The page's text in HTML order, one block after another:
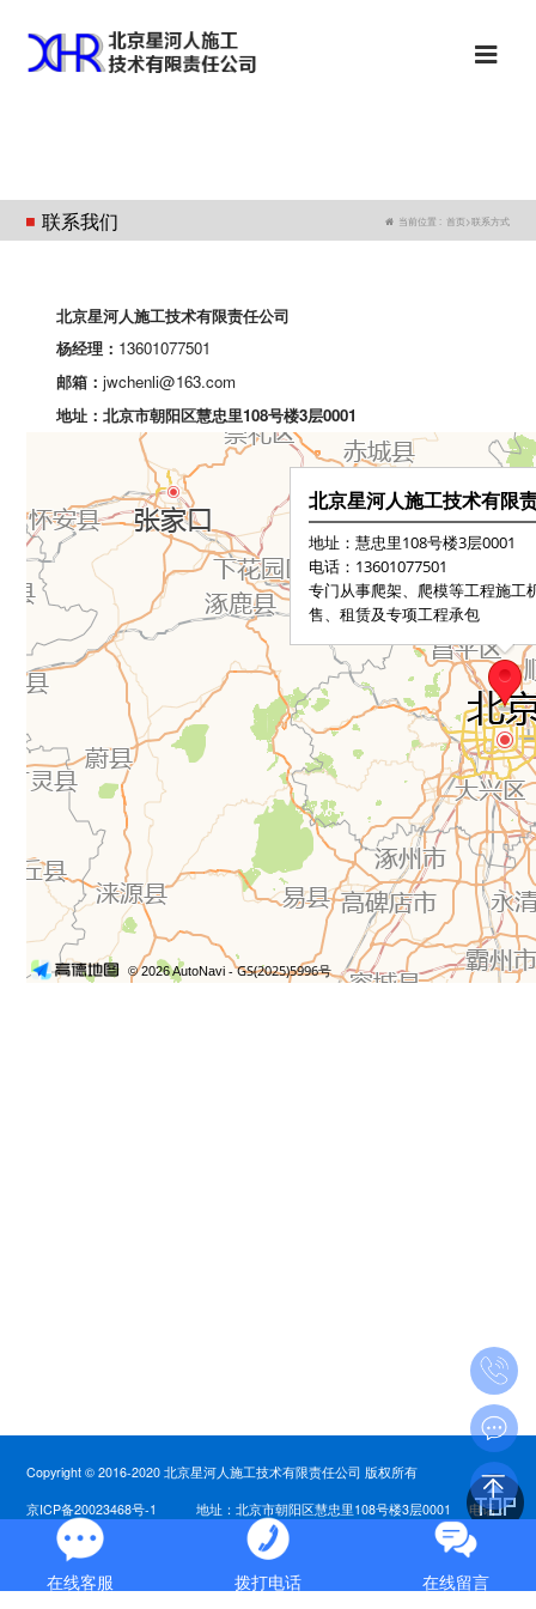
联系我们 当前位置 : 首页>联系方式
北京星河人施工技术有限责任公司
杨经理： 13601077501
邮箱：jwchenli@163.com
地址：北京市朝阳区慧忠里108号楼3层0001
Copyright © 2016-2020 北京星河人施工技术有限责任公司 版权所有
京ICP备20023468号-1
地址：北京市朝阳区慧忠里108号楼3层0001 电话：
13601077501 邮箱：jwchenli@163.com
在线客服 拨打电话 在线留言